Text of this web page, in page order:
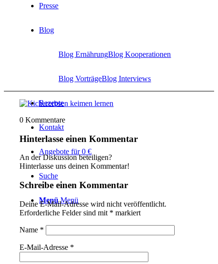
Presse
Blog
Blog ErnährungBlog Kooperationen
Blog VorträgeBlog Interviews
Rezepte
Kontakt
Angebote für 0 €
Suche
Menü Menü
0 Kommentare
Hinterlasse einen Kommentar
An der Diskussion beteiligen?
Hinterlasse uns deinen Kommentar!
Schreibe einen Kommentar
Deine E-Mail-Adresse wird nicht veröffentlicht.
Erforderliche Felder sind mit * markiert
Name *
E-Mail-Adresse *